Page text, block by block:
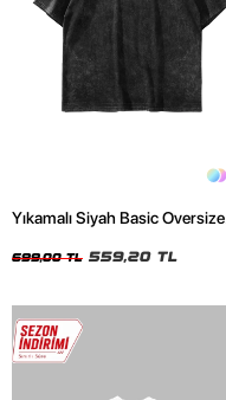
Yıkamalı Siyah Basic Oversize
699,00 TL 559,20 TL